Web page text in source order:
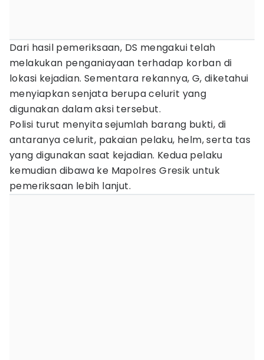
Dari hasil pemeriksaan, DS mengakui telah
melakukan penganiayaan terhadap korban di
lokasi kejadian. Sementara rekannya, G, diketahui
menyiapkan senjata berupa celurit yang
digunakan dalam aksi tersebut.
Polisi turut menyita sejumlah barang bukti, di
antaranya celurit, pakaian pelaku, helm, serta tas
yang digunakan saat kejadian. Kedua pelaku
kemudian dibawa ke Mapolres Gresik untuk
pemeriksaan lebih lanjut.